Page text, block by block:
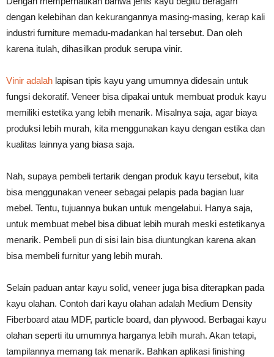
dengan kelebihan dan kekurangannya masing-masing, kerap kali
industri furniture memadu-madankan hal tersebut. Dan oleh
karena itulah, dihasilkan produk serupa vinir.
Vinir adalah lapisan tipis kayu yang umumnya didesain untuk
fungsi dekoratif. Veneer bisa dipakai untuk membuat produk kayu
memiliki estetika yang lebih menarik. Misalnya saja, agar biaya
produksi lebih murah, kita menggunakan kayu dengan estika dan
kualitas lainnya yang biasa saja.
Nah, supaya pembeli tertarik dengan produk kayu tersebut, kita
bisa menggunakan veneer sebagai pelapis pada bagian luar
mebel. Tentu, tujuannya bukan untuk mengelabui. Hanya saja,
untuk membuat mebel bisa dibuat lebih murah meski estetikanya
menarik. Pembeli pun di sisi lain bisa diuntungkan karena akan
bisa membeli furnitur yang lebih murah.
Selain paduan antar kayu solid, veneer juga bisa diterapkan pada
kayu olahan. Contoh dari kayu olahan adalah Medium Density
Fiberboard atau MDF, particle board, dan plywood. Berbagai kayu
olahan seperti itu umumnya harganya lebih murah. Akan tetapi,
tampilannya memang tak menarik. Bahkan aplikasi finishing